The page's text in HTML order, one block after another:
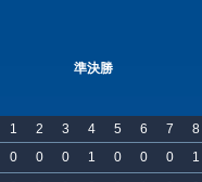
準決勝
1 2 3 4 5 6 7 8
0 0 0 1 0 0 0 1